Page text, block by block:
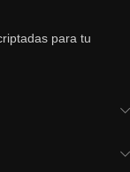
para tu